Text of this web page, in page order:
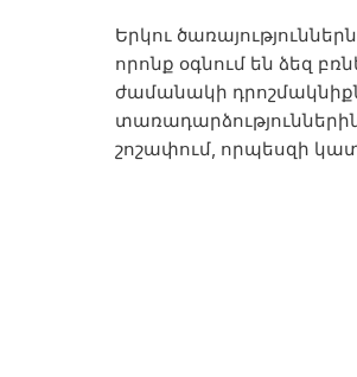
Երկու
որոնք օգնում են ձեզ
ժամանակի
շոշափում, որպեսզի